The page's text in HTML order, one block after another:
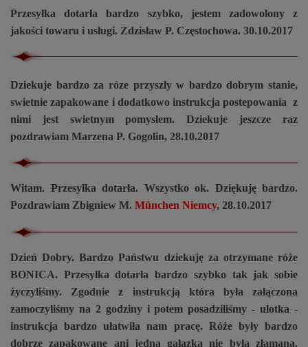
Przesyłka dotarła bardzo szybko, jestem zadowolony z
jakości towaru i usługi. Zdzisław P. Częstochowa. 30.10.2017
Dziekuje bardzo za róze przyszly w bardzo dobrym stanie,
swietnie zapakowane i dodatkowo instrukcja postepowania z
nimi jest swietnym pomyslem. Dziekuje jeszcze raz
pozdrawiam Marzena P. Gogolin, 28.10.2017
Witam. Przesyłka dotarła. Wszystko ok. Dziękuję bardzo.
Pozdrawiam Zbigniew M. München Niemcy, 28.10.2017
Dzień Dobry. Bardzo Państwu dziekuję za otrzymane róże
BONICA. Przesyłka dotarła bardzo szybko tak jak sobie
życzyliśmy. Zgodnie z instrukcją która była załączona
zamoczyliśmy na 2 godziny i potem posadziliśmy - ulotka -
instrukcja bardzo ułatwiła nam pracę. Róże były bardzo
dobrze zapakowane ani jedna gałązka nie była złamana.